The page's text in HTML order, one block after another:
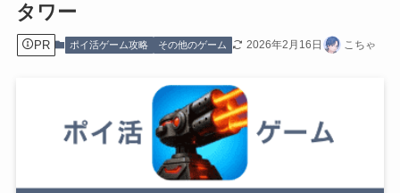
タワー
PR ポイ活ゲーム攻略 その他のゲーム 2026年2月16日 こちゃ